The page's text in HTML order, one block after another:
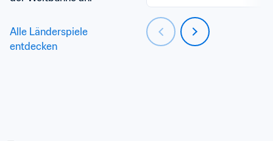
Alle Länderspiele
entdecken